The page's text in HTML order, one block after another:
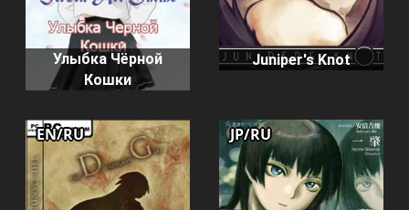
Улыбка Чёрной
Кошки
Juniper's Knot
EN/RU JP/RU